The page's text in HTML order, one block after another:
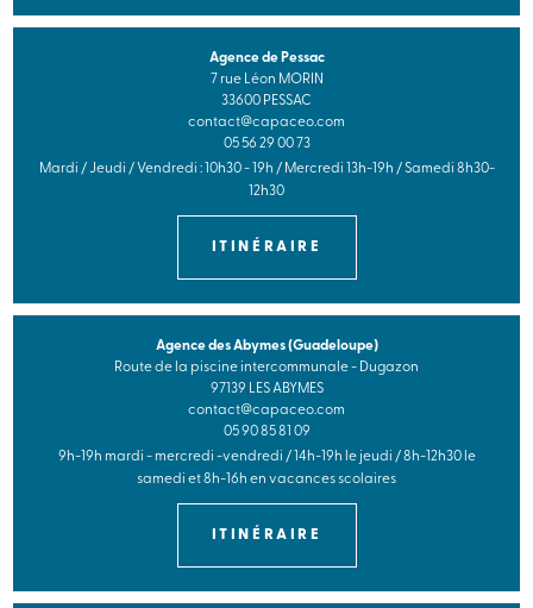
Agence de Pessac
7 rue Léon MORIN
33600 PESSAC
contact@capaceo.com
05 56 29 00 73
Mardi / Jeudi / Vendredi : 10h30 - 19h / Mercredi 13h-19h / Samedi 8h30-
12h30
ITINÉRAIRE
Agence des Abymes (Guadeloupe)
Route de la piscine intercommunale - Dugazon
97139 LES ABYMES
contact@capaceo.com
05 90 85 81 09
9h-19h mardi - mercredi -vendredi / 14h-19h le jeudi / 8h-12h30 le
samedi et 8h-16h en vacances scolaires
ITINÉRAIRE